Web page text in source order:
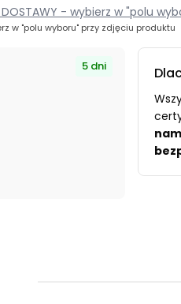
w "polu wyboru" przy zdjęciu produktu
5 dni